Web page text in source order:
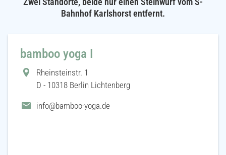
Bahnhof Karlshorst entfernt.
bamboo yoga I
Rheinsteinstr. 1
D - 10318 Berlin Lichtenberg
info@bamboo-yoga.de